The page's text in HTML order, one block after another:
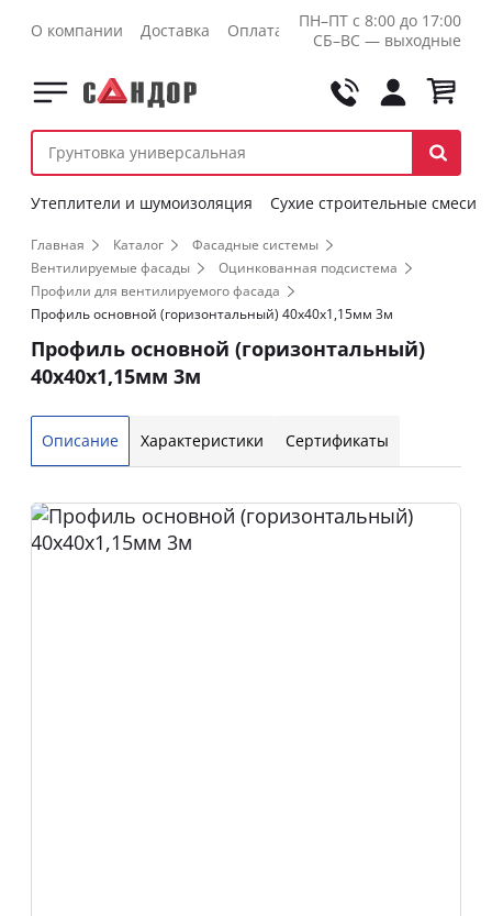
О компании Доставка Оплата Контакты Оптовикам
ПН–ПТ с 8:00 до 17:00
СБ–ВС — выходные
Утеплители и шумоизоляция Сухие строительные смеси
Главная Каталог
Фасадные системы
Вентилируемые фасады
Оцинкованная подсистема
Профили для вентилируемого фасада
Профиль основной (горизонтальный) 40х40х1,15мм 3м
Профиль основной (горизонтальный)
40х40х1,15мм 3м
Описание Характеристики Сертификаты